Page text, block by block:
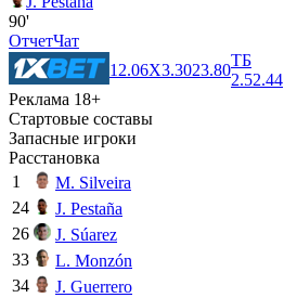
90'
ОтчетЧат
1 2.06X3.3023.80
ТБ
2.52.44
Реклама 18+
Стартовые составы
Запасные игроки
Расстановка
1
M. Silveira
24
J. Pestaña
26
J. Súarez
33
L. Monzón
34
J. Guerrero